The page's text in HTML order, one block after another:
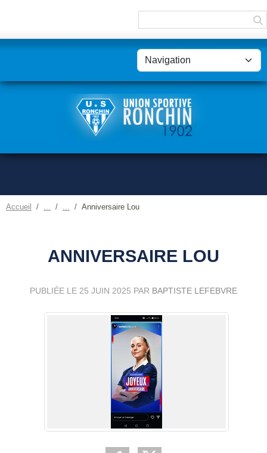
Accueil Anniversaire Lou
ANNIVERSAIRE LOU
PUBLIÉE LE 25 JUIN 2025 PAR BAPTISTE LEFEBVRE